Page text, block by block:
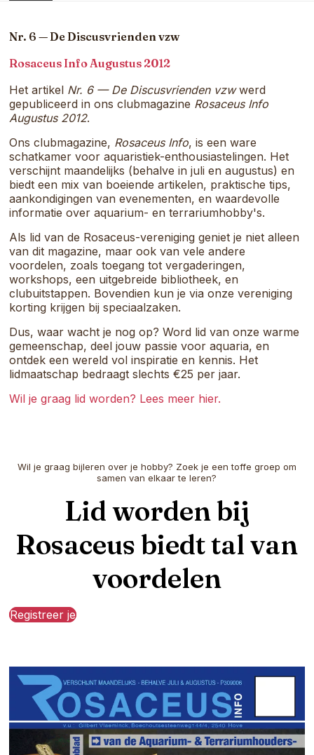
voor
samenkomt.
Nr. 6 — De Discusvrienden vzw
Rosaceus Info Augustus 2012
Het artikel Nr. 6 — De Discusvrienden vzwwerd
gepubliceerd in ons clubmagazine Rosaceus Info
Augustus 2012.
Ons clubmagazine, Rosaceus Info, is een ware
schatkamer voor aquaristiek-enthousiastelingen. Het
verschijnt maandelijks (behalve in juli en augustus) en
biedt een mix van boeiende artikelen, praktische tips,
aankondigingen van evenementen, en waardevolle
informatie over aquarium- en terrariumhobby's.
Als lid van de Rosaceus-vereniging geniet je niet alleen
van dit magazine, maar ook van vele andere
voordelen, zoals toegang tot vergaderingen,
workshops, een uitgebreide bibliotheek, en
clubuitstappen. Bovendien kun je via onze vereniging
korting krijgen bij speciaalzaken.
Dus, waar wacht je nog op? Word lid van onze warme
gemeenschap, deel jouw passie voor aquaria, en
ontdek een wereld vol inspiratie en kennis. Het
lidmaatschap bedraagt slechts €25 per jaar.
Wil je graag lid worden? Lees meer hier.
Wil je graag bijleren over je hobby? Zoek je een toffe groep om
samen van elkaar te leren?
Lid worden bij
Rosaceus biedt tal van
voordelen
Registreer je